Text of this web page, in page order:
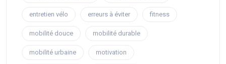
entretien vélo erreurs à éviter fitness
mobilité douce mobilité durable
mobilité urbaine motivation